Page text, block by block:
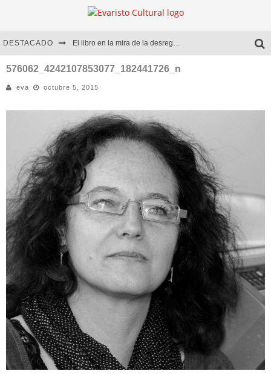
DESTACADO El libro en la mira de la desregulación
Marcelo Rubio | El llovedor
Diego Meret | Hotel Acapulco
Alejandra Correa | La nieve
576062_4242107853077_182441726_n
eva octubre 5, 2015